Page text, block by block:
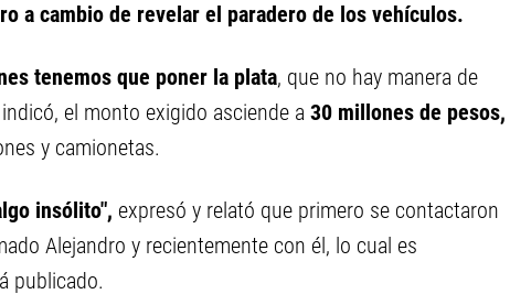
a cambio de revelar el paradero de los vehículos.
tenemos que poner la plata, que no hay manera de
el monto exigido asciende a 30 millones de pesos,
y camionetas.
insólito", expresó y relató que primero se contactaron
Alejandro y recientemente con él, lo cual es
publicado.